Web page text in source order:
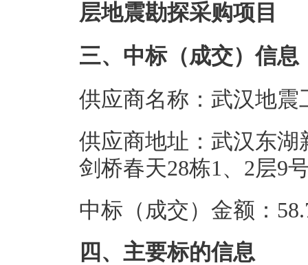
层地震勘探采购项目
三、中标（成交）信息
供应商名称：武汉地
供应商地址：武汉东湖
剑桥春天28栋1、2层9
中标（成交）金额：
四、主要标的信息